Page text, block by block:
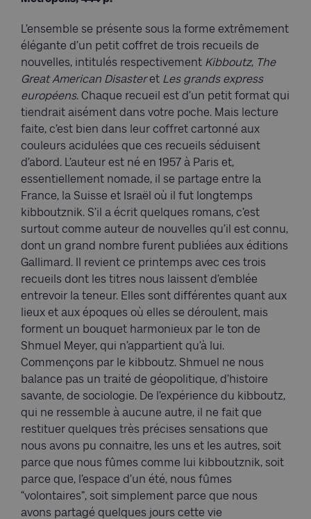
L’ensemble se présente sous la forme extrêmement
élégante d’un petit coffret de trois recueils de
nouvelles, intitulés respectivement Kibboutz, The
Great American Disasteret Les grands express
européens. Chaque recueil est d’un petit format qui
tiendrait aisément dans votre poche. Mais lecture
faite, c’est bien dans leur coffret cartonné aux
couleurs acidulées que ces recueils séduisent
d’abord. L’auteur est né en 1957 à Paris et,
essentiellement nomade, il se partage entre la
France, la Suisse et Israël où il fut longtemps
kibboutznik. S’il a écrit quelques romans, c’est
surtout comme auteur de nouvelles qu’il est connu,
dont un grand nombre furent publiées aux éditions
Gallimard. Il revient ce printemps avec ces trois
recueils dont les titres nous laissent d’emblée
entrevoir la teneur. Elles sont différentes quant aux
lieux et aux époques où elles se déroulent, mais
forment un bouquet harmonieux par le ton de
Shmuel Meyer, qui n’appartient qu’à lui.
Commençons par le kibboutz. Shmuel ne nous
balance pas un traité de géopolitique, d’histoire
savante, de sociologie. De l’expérience du kibboutz,
qui ne ressemble à aucune autre, il ne fait que
restituer quelques très précises sensations que
nous avons pu connaitre, les uns et les autres, soit
parce que nous fûmes comme lui kibboutznik, soit
parce que, l’espace d’un été, nous fûmes
“volontaires”, soit simplement parce que nous
avons partagé quelques jours cette vie